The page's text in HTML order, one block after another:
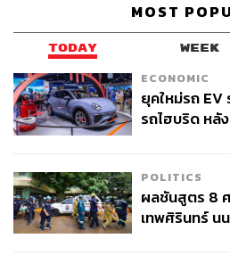
ฉะนั้นรถของ กอ.รมน. จะไม่สามา
สามารถคลี่คลายทั้งหมดและจับผู้บ
ประชาชนก็จะมีความเชื่อมั่น”
เมื่อผู้สื่อข่าวถามต่อว่า สถานการ
ชายแดนภาคใต้จะสงบหรือไม่ ภาย
กล่าวว่า เป็นคนละประเด็นกัน กรณี
สส.กมลศักดิ์ เป็นอีกเรื่องหนึ่ง ส่ว
เรื่องหนึ่ง
MOST
TODAY WEEK
ECONOMIC
ยุคใหม่รถ EV
รถไฮบริด หลั
POLITICS
ผลชันสูตร 8
เทพศิรินทร์ น